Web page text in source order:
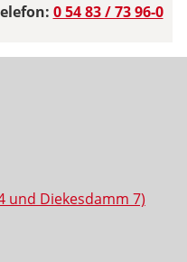
0 54 83 / 73 96-0
und Diekesdamm 7)